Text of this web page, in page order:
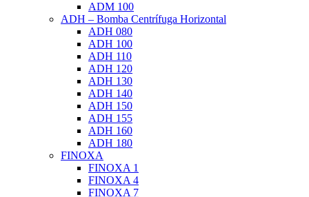
ADM 100
ADH – Bomba Centrífuga Horizontal
ADH 080
ADH 100
ADH 110
ADH 120
ADH 130
ADH 140
ADH 150
ADH 155
ADH 160
ADH 180
FINOXA
FINOXA 1
FINOXA 4
FINOXA 7